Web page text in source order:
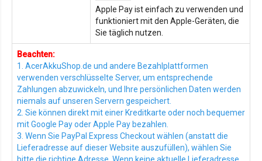
Apple Pay ist einfach zu verwenden und
funktioniert mit den Apple-Geräten, die
Sie täglich nutzen.
Beachten:
1. AcerAkkuShop.de und andere Bezahlplattformen
verwenden verschlüsselte Server, um entsprechende
Zahlungen abzuwickeln, und Ihre persönlichen Daten werden
niemals auf unseren Servern gespeichert.
2. Sie können direkt mit einer Kreditkarte oder noch bequemer
mit Google Pay oder Apple Pay bezahlen.
3. Wenn Sie PayPal Express Checkout wählen (anstatt die
Lieferadresse auf dieser Website auszufüllen), wählen Sie